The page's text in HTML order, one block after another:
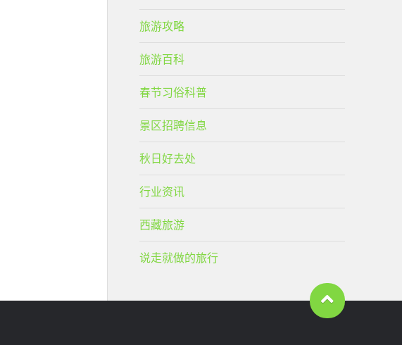
旅游攻略
旅游百科
春节习俗科普
景区招聘信息
秋日好去处
行业资讯
西藏旅游
说走就做的旅行